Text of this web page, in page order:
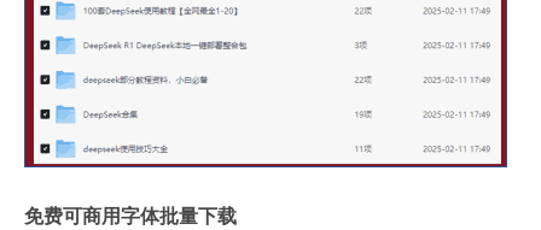
免费可商用字体批量下载